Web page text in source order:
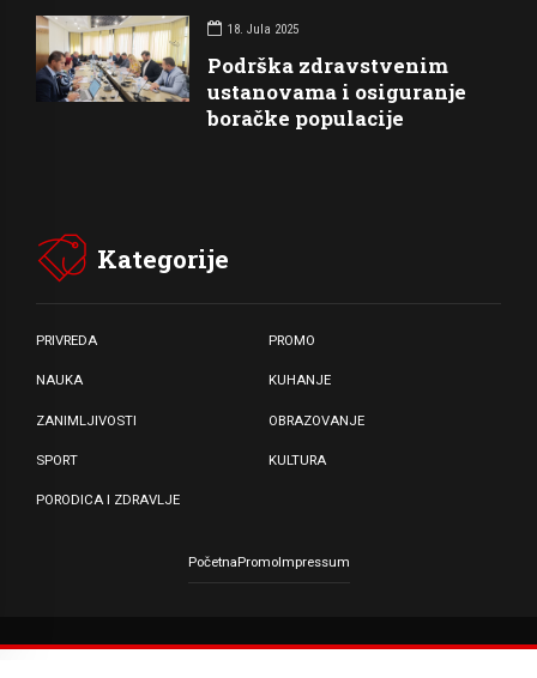
18. Jula 2025
Podrška zdravstvenim
ustanovama i osiguranje
boračke populacije
Kategorije
PRIVREDA PROMO
NAUKA KUHANJE
ZANIMLJIVOSTI OBRAZOVANJE
SPORT KULTURA
PORODICA I ZDRAVLJE
PočetnaPromoImpressum